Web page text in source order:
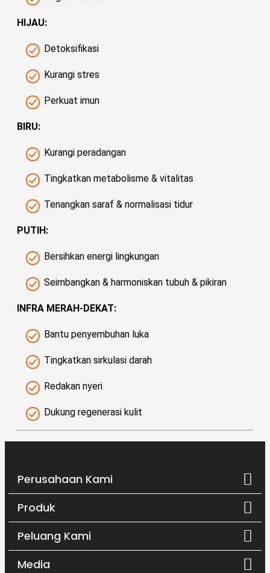
HIJAU:
Detoksifikasi
Kurangi stres
Perkuat imun
BIRU:
Kurangi peradangan
Tingkatkan metabolisme & vitalitas
Tenangkan saraf & normalisasi tidur
PUTIH:
Bersihkan energi lingkungan
Seimbangkan & harmoniskan tubuh & pikiran
INFRA MERAH-DEKAT:
Bantu penyembuhan luka
Tingkatkan sirkulasi darah
Redakan nyeri
Dukung regenerasi kulit
Perusahaan Kami
Produk
Peluang Kami
Media